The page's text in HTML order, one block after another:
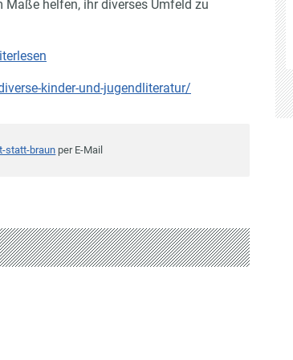
helfen, ihr diverses Umfeld zu
kinder-und-jugendliteratur/
statt-braun per E-Mail